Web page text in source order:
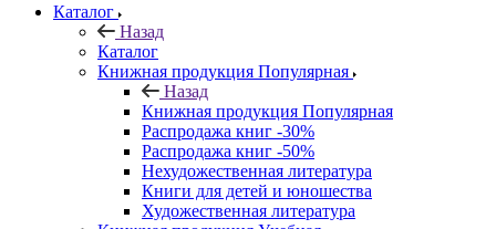
Каталог
Назад
Каталог
Книжная продукция Популярная
Назад
Книжная продукция Популярная
Распродажа книг -30%
Распродажа книг -50%
Нехудожественная литература
Книги для детей и юношества
Художественная литература